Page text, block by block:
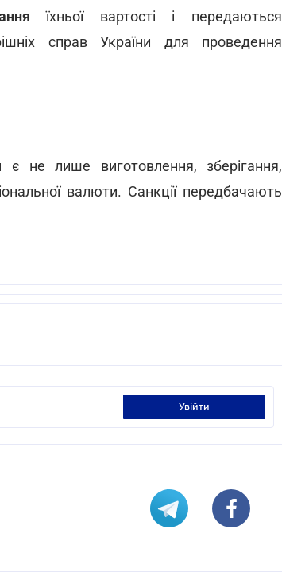
їхньої вартості і передаються
справ України для проведення
не лише виготовлення, зберігання,
валюти. Санкції передбачають
увійти